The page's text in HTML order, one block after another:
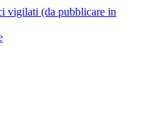
vigilati (da pubblicare in